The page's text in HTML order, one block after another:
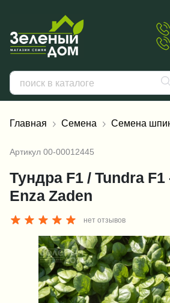
Главная Семена Семена
Артикул 00-00012445
Тундра F1 / Tundra
Enza Zaden
нет отзывов